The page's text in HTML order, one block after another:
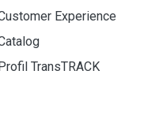
Experience
TransTRACK